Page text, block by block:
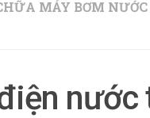
MÁY BƠM NƯỚC
nước